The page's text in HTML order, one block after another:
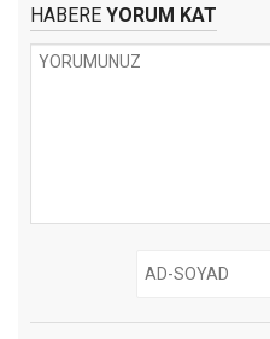
HABERE YORUM KAT